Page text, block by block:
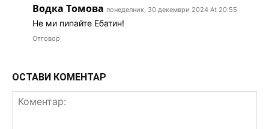
Водка Томова понеделник, 30 декември 2024 At 20:55
Не ми пипайте Ебатин!
Отговор
ОСТАВИ КОМЕНТАР